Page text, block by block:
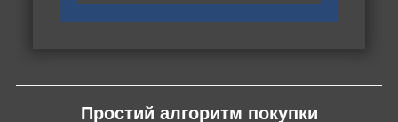
Простий алгоритм покупки